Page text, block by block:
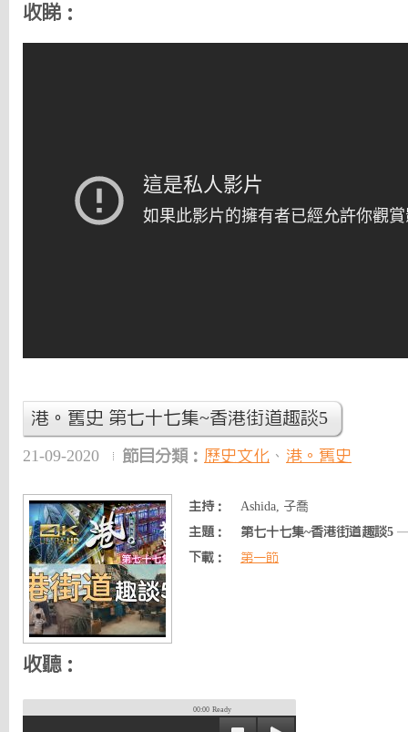
收睇：
港。舊史 第七十七集~香港街道趣談5
21-09-2020 節目分類： 歷史文化 、 港。舊史
主持：
Ashida, 子喬
主題：
第七十七集~香港街道趣談5 —
下載：
第一節
收聽：
00:00 Ready